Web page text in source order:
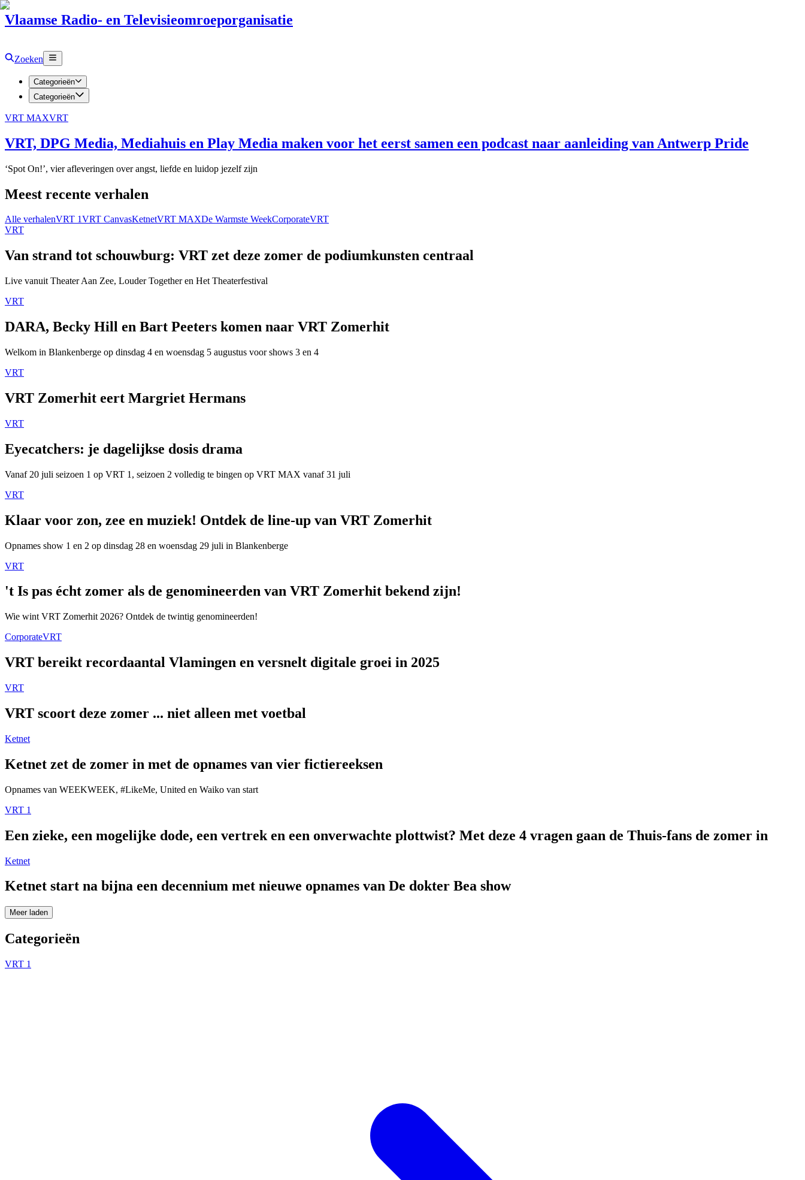
Vlaamse Radio- en Televisieomroeporganisatie
Zoeken
Categorieën
Categorieën
VRT MAXVRT
VRT, DPG Media, Mediahuis en Play Media maken voor het eerst samen een podcast naar aanleiding van Antwerp Pride
‘Spot On!’, vier afleveringen over angst, liefde en luidop jezelf zijn
Meest recente verhalen
Alle verhalenVRT 1VRT CanvasKetnetVRT MAXDe Warmste WeekCorporateVRT
VRT
Van strand tot schouwburg: VRT zet deze zomer de podiumkunsten centraal
Live vanuit Theater Aan Zee, Louder Together en Het Theaterfestival
VRT
DARA, Becky Hill en Bart Peeters komen naar VRT Zomerhit
Welkom in Blankenberge op dinsdag 4 en woensdag 5 augustus voor shows 3 en 4
VRT
VRT Zomerhit eert Margriet Hermans
VRT
Eyecatchers: je dagelijkse dosis drama
Vanaf 20 juli seizoen 1 op VRT 1, seizoen 2 volledig te bingen op VRT MAX vanaf 31 juli
VRT
Klaar voor zon, zee en muziek! Ontdek de line-up van VRT Zomerhit
Opnames show 1 en 2 op dinsdag 28 en woensdag 29 juli in Blankenberge
VRT
't Is pas écht zomer als de genomineerden van VRT Zomerhit bekend zijn!
Wie wint VRT Zomerhit 2026? Ontdek de twintig genomineerden!
CorporateVRT
VRT bereikt recordaantal Vlamingen en versnelt digitale groei in 2025
VRT
VRT scoort deze zomer ... niet alleen met voetbal
Ketnet
Ketnet zet de zomer in met de opnames van vier fictiereeksen
Opnames van WEEKWEEK, #LikeMe, United en Waiko van start
VRT 1
Een zieke, een mogelijke dode, een vertrek en een onverwachte plottwist? Met deze 4 vragen gaan de Thuis-fans de zomer in
Ketnet
Ketnet start na bijna een decennium met nieuwe opnames van De dokter Bea show
Meer laden
Categorieën
VRT 1